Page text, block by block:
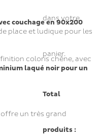
dans votre
panier.
Total
produits :
couchage en 90x200
place et ludique pour les
coloris chêne, avec
laqué noir pour un
offre un très grand